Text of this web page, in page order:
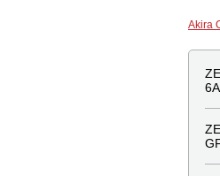
Akira
6A